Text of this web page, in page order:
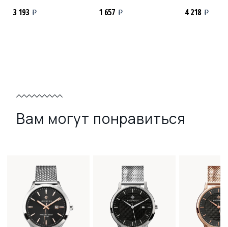
3 193 i 1 657 i 4 218 i
Вам могут понравиться